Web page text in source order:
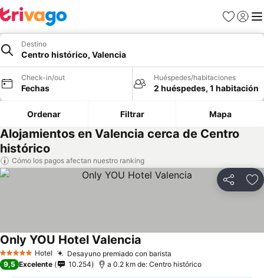
Favoritos
Iniciar
Destino
Centro histórico, Valencia
Check-in/out
Fechas
Huéspedes/habitaciones
2 huéspedes, 1 habitación
Ordenar Filtrar Mapa
Alojamientos en Valencia cerca de Centro
histórico
Cómo los pagos afectan nuestro ranking
Compartir
5 Estrellas Hotel Desayuno premiado con barista
Only YOU Hotel Valencia
9,5 Excelente 10.254 a 0.2 km de: Centro histórico